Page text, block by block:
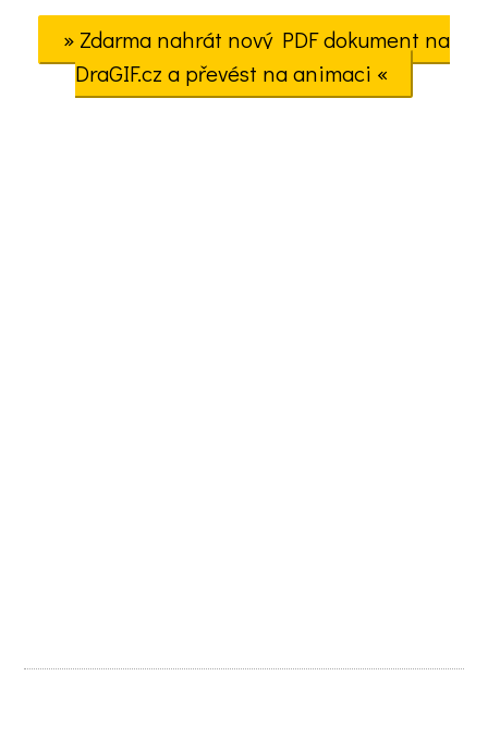
» Zdarma nahrát nový PDF dokument na
DraGIF.cz a převést na animaci «